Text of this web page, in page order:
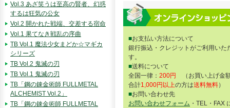
■お支払い方法について
銀行振込・クレジットがご利用いた
す。
■送料について
全国一律： 200円 （お買い上げ金
合計1,000円以上の方は送料無料）
■お問い合わせ先
お問い合わせフォーム ・TEL・FAX
Vol.3 あざ笑うは至高の賢者、幻惑
するは狂気の公女
Vol.2 開かれた戦端、交差する宿命
Vol.1 果てなき戦乱の序曲
TB Vol.1 魔法少女まどか☆マギカ
シリーズ
TB Vol.2 鬼滅の刃
TB Vol.1 鬼滅の刃
TB「鋼の錬金術師 FULLMETAL
ALCHEMIST Vol.2」
TB「鋼の錬金術師 FULLMETAL